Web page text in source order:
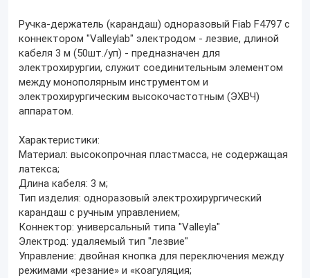
Ручка-держатель (карандаш) одноразовый Fiab F4797 с
коннектором "Valleylab" электродом - лезвие, длиной
кабеля 3 м (50шт./уп) - предназначен для
электрохирургии, служит соединительным элементом
между монополярным инструментом и
электрохирургическим высокочастотным (ЭХВЧ)
аппаратом.
Характеристики:
Материал: высокопрочная пластмасса, не содержащая
латекса;
Длина кабеля: 3 м;
Тип изделия: одноразовый электрохирургический
карандаш с ручным управлением;
Коннектор: универсальный типа "Valleyla"
Электрод: удаляемый тип "лезвие"
Управление: двойная кнопка для переключения между
режимами «резание» и «коагуляция;